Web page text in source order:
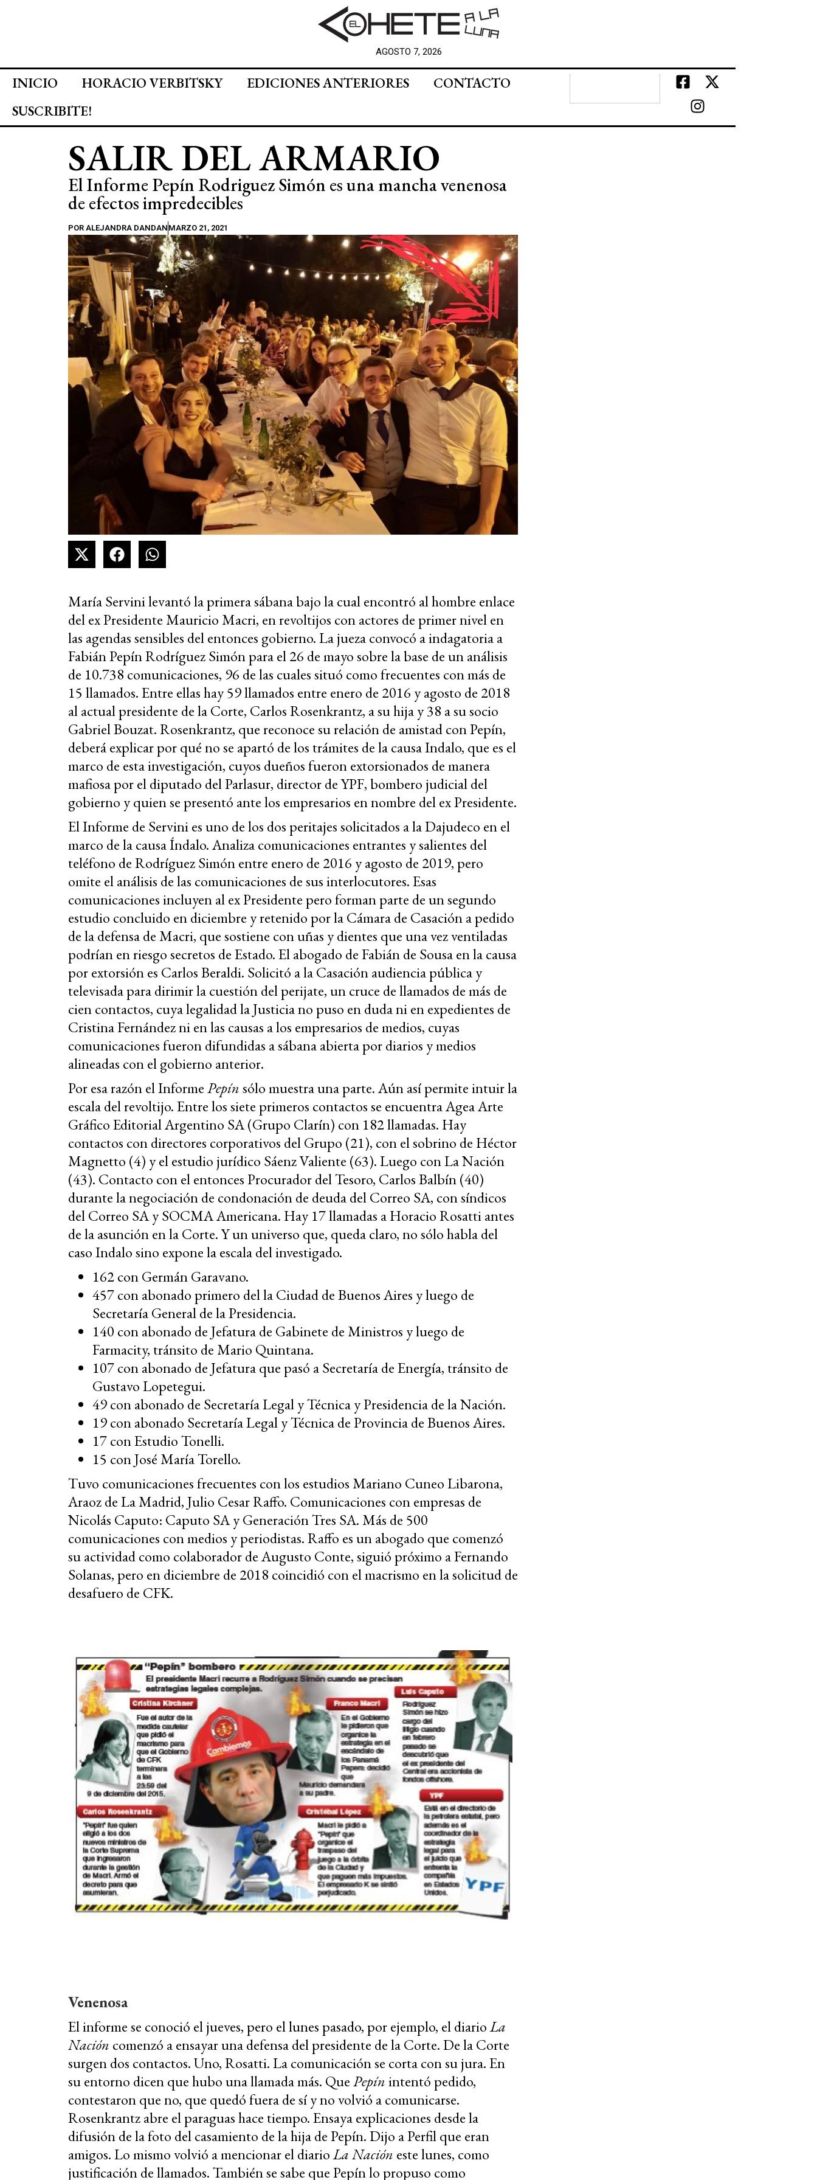
AGOSTO 7, 2026
INICIO HORACIO VERBITSKY EDICIONES ANTERIORES
CONTACTO
SUSCRIBITE!
SALIR DEL ARMARIO
El Informe Pepín Rodriguez Simón es una mancha venenosa
de efectos impredecibles
POR ALEJANDRA DANDAN MARZO 21, 2021
María Servini levantó la primera sábana bajo la cual encontró al hombre enlace
del ex Presidente Mauricio Macri, en revoltijos con actores de primer nivel en
las agendas sensibles del entonces gobierno. La jueza convocó a indagatoria a
Fabián Pepín Rodríguez Simón para el 26 de mayo sobre la base de un análisis
de 10.738 comunicaciones, 96 de las cuales situó como frecuentes con más de
15 llamados. Entre ellas hay 59 llamados entre enero de 2016 y agosto de 2018
al actual presidente de la Corte, Carlos Rosenkrantz, a su hija y 38 a su socio
Gabriel Bouzat. Rosenkrantz, que reconoce su relación de amistad con Pepín,
deberá explicar por qué no se apartó de los trámites de la causa Indalo, que es el
marco de esta investigación, cuyos dueños fueron extorsionados de manera
mafiosa por el diputado del Parlasur, director de YPF, bombero judicial del
gobierno y quien se presentó ante los empresarios en nombre del ex Presidente.
El Informe de Servini es uno de los dos peritajes solicitados a la Dajudeco en el
marco de la causa Índalo. Analiza comunicaciones entrantes y salientes del
teléfono de Rodríguez Simón entre enero de 2016 y agosto de 2019, pero
omite el análisis de las comunicaciones de sus interlocutores. Esas
comunicaciones incluyen al ex Presidente pero forman parte de un segundo
estudio concluido en diciembre y retenido por la Cámara de Casación a pedido
de la defensa de Macri, que sostiene con uñas y dientes que una vez ventiladas
podrían en riesgo secretos de Estado. El abogado de Fabián de Sousa en la causa
por extorsión es Carlos Beraldi. Solicitó a la Casación audiencia pública y
televisada para dirimir la cuestión del perijate, un cruce de llamados de más de
cien contactos, cuya legalidad la Justicia no puso en duda ni en expedientes de
Cristina Fernández ni en las causas a los empresarios de medios, cuyas
comunicaciones fueron difundidas a sábana abierta por diarios y medios
alineadas con el gobierno anterior.
Por esa razón el InformePepínsólo muestra una parte. Aún así permite intuir la
escala del revoltijo. Entre los siete primeros contactos se encuentra Agea Arte
Gráfico Editorial Argentino SA (Grupo Clarín) con 182 llamadas. Hay
contactos con directores corporativos del Grupo (21), con el sobrino de Héctor
Magnetto (4) y el estudio jurídico Sáenz Valiente (63). Luego con La Nación
(43). Contacto con el entonces Procurador del Tesoro, Carlos Balbín (40)
durante la negociación de condonación de deuda del Correo SA, con síndicos
del Correo SA y SOCMA Americana. Hay 17 llamadas a Horacio Rosatti antes
de la asunción en la Corte. Y un universo que, queda claro, no sólo habla del
caso Indalo sino expone la escala del investigado.
162 con Germán Garavano.
457 con abonado primero del la Ciudad de Buenos Aires y luego de
Secretaría General de la Presidencia.
140 con abonado de Jefatura de Gabinete de Ministros y luego de
Farmacity, tránsito de Mario Quintana.
107 con abonado de Jefatura que pasó a Secretaría de Energía, tránsito de
Gustavo Lopetegui.
49 con abonado de Secretaría Legal y Técnica y Presidencia de la Nación.
19 con abonado Secretaría Legal y Técnica de Provincia de Buenos Aires.
17 con Estudio Tonelli.
15 con José María Torello.
Tuvo comunicaciones frecuentes con los estudios Mariano Cuneo Libarona,
Araoz de La Madrid, Julio Cesar Raffo. Comunicaciones con empresas de
Nicolás Caputo: Caputo SA y Generación Tres SA. Más de 500
comunicaciones con medios y periodistas. Raffo es un abogado que comenzó
su actividad como colaborador de Augusto Conte, siguió próximo a Fernando
Solanas, pero en diciembre de 2018 coincidió con el macrismo en la solicitud de
desafuero de CFK.
Venenosa
El informe se conoció el jueves, pero el lunes pasado, por ejemplo, el diarioLa
Nación comenzó a ensayar una defensa del presidente de la Corte. De la Corte
surgen dos contactos. Uno, Rosatti. La comunicación se corta con su jura. En
su entorno dicen que hubo una llamada más. QuePepínintentó pedido,
contestaron que no, que quedó fuera de sí y no volvió a comunicarse.
Rosenkrantz abre el paraguas hace tiempo. Ensaya explicaciones desde la
difusión de la foto del casamiento de la hija de Pepín. Dijo a Perfil que eran
amigos. Lo mismo volvió a mencionar el diarioLa Nación este lunes, como
justificación de llamados. También se sabe que Pepín lo propuso como